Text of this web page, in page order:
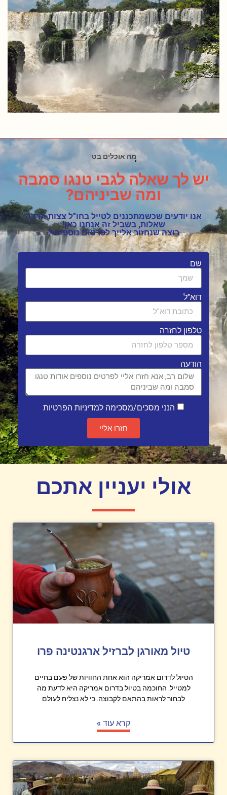
האם יש מסלולים מאתגרים ?
יש לך שאלה לגבי טנגו סמבה
ומה שביניהם?
אנו יודעים שכשמתכננים לטייל בחו"ל צצות הרבה
שאלות, בשביל זה אנחנו כאן!
רוצה שנחזור אלייך לפרטים נוספים ?
שם
דוא"ל
טלפון לחזרה
הודעה
הנני מסכים/מסכימה למדיניות הפרטיות
חזרו אליי
אולי יעניין אתכם
טיול מאורגן לברזיל ארגנטינה פרו
הטיול לדרום אמריקה הוא אחת החוויות של פעם בחיים
למטייל. החוכמה בטיול בדרום אמריקה היא לדעת מה
לבחור לראות בהתאם לקבוצה. כי לא נצליח לעולם
קרא עוד »